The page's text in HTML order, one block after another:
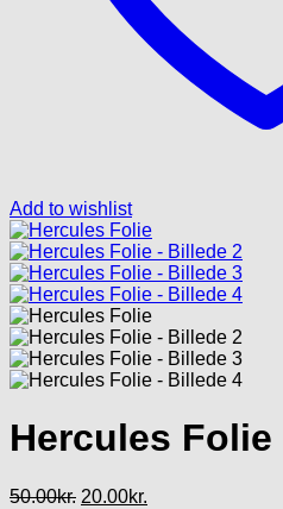
Add to wishlist
Hercules Folie
50.00kr. Den
20.00kr.